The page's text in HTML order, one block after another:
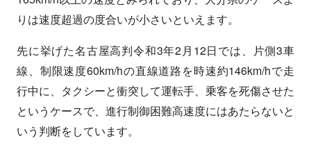
りは速度超過の度合いが小さいといえます。
先に挙げた名古屋高判令和3年2月12日では、片側3車
線、制限速度60km/hの直線道路を時速約146km/hで走
行中に、タクシーと衝突して運転手、乗客を死傷させた
というケースで、進行制御困難高速度にはあたらないと
いう判断をしています。